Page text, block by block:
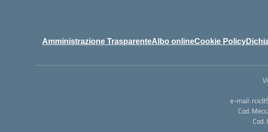
Amministrazione TrasparenteAlbo onlineCookie Policy
e-mail:
Cod.